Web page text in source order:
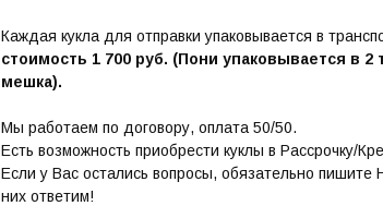
Каждая кукла для отправки упаковывается в
стоимость 1 700 руб. (Пони упаковывается в
мешка).
Мы работаем по договору, оплата 50/50.
Есть возможность приобрести куклы в Рассрочку/
Если у Вас остались вопросы, обязательно
них ответим!